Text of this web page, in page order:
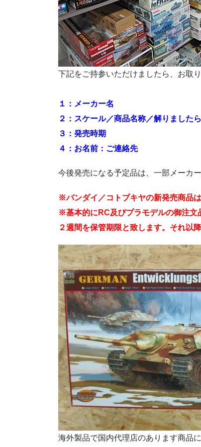
下記をご持参いただけましたら、お取
１：メーカー名
２：スケール／商品名称／解りました
３：発売時期
４：お名前：ご連絡先
今後発売になる予定品は、一部メーカ
※バンダイ／コトブキヤの新発売商品
※基本的にRC及びプラモデルの御注文
２週間を保管期限と致します。それ以
海外製品で国内代理店のあります商品